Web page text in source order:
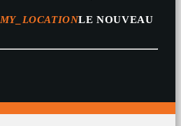
MY_LOCATIONLE NOUVEAU